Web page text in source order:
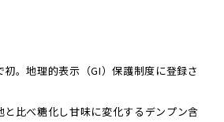
。地理的表示（GI）保護制度に登録さ
比べ糖化し甘味に変化するデンプン含